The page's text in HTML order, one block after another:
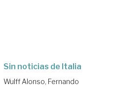
Sin noticias de Italia
Wulff Alonso, Fernando